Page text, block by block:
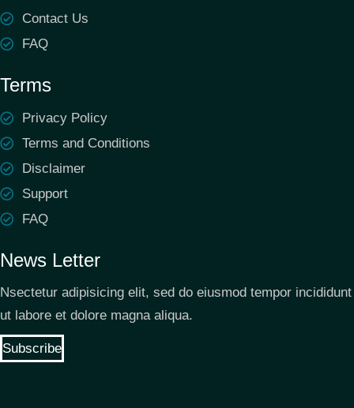
Contact Us
FAQ
Terms
Privacy Policy
Terms and Conditions
Disclaimer
Support
FAQ
News Letter
Nsectetur adipisicing elit, sed do eiusmod tempor incididunt
ut labore et dolore magna aliqua.
Subscribe